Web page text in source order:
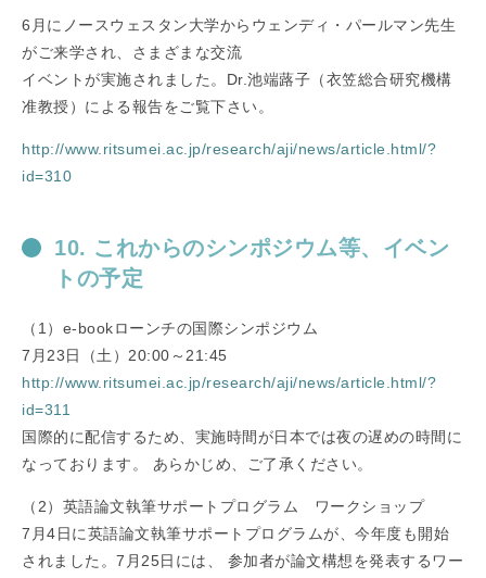
6月にノースウェスタン大学からウェンディ・パールマン先生
がご来学され、さまざまな交流
イベントが実施されました。Dr.池端蕗子（衣笠総合研究機構
准教授）による報告をご覧下さい。
http://www.ritsumei.ac.jp/research/aji/news/article.html/?
id=310
10. これからのシンポジウム等、イベン
トの予定
（1）e-bookローンチの国際シンポジウム
7月23日（土）20:00～21:45
http://www.ritsumei.ac.jp/research/aji/news/article.html/?
id=311
国際的に配信するため、実施時間が日本では夜の遅めの時間に
なっております。 あらかじめ、ご了承ください。
（2）英語論文執筆サポートプログラム ワークショップ
7月4日に英語論文執筆サポートプログラムが、今年度も開始
されました。7月25日には、 参加者が論文構想を発表するワー